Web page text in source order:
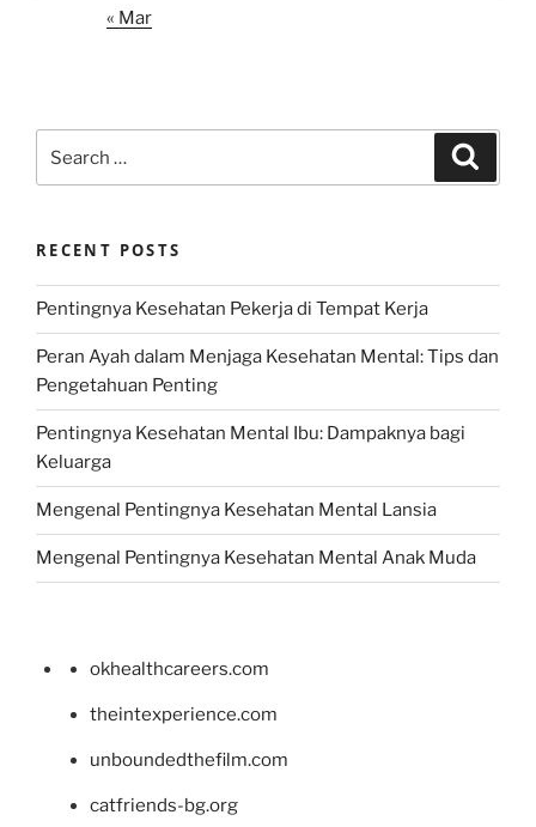
« Mar
for:
RECENT POSTS
Pentingnya Kesehatan Pekerja di Tempat Kerja
Peran Ayah dalam Menjaga Kesehatan Mental: Tips dan
Pengetahuan Penting
Pentingnya Kesehatan Mental Ibu: Dampaknya bagi
Keluarga
Mengenal Pentingnya Kesehatan Mental Lansia
Mengenal Pentingnya Kesehatan Mental Anak Muda
okhealthcareers.com
theintexperience.com
unboundedthefilm.com
catfriends-bg.org